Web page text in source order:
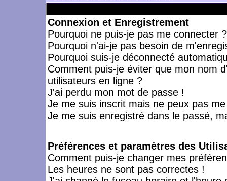
Connexion et Enregistrement
Pourquoi ne puis-je pas me connecter ?
Pourquoi n'ai-je pas besoin de
Pourquoi suis-je déconnecté
Comment puis-je éviter que mon nom
utilisateurs en ligne ?
J'ai perdu mon mot de passe !
Je me suis inscrit mais ne peux pas
Je me suis enregistré dans le passé,
Préférences et paramètres des
Comment puis-je changer mes
Les heures ne sont pas correctes !